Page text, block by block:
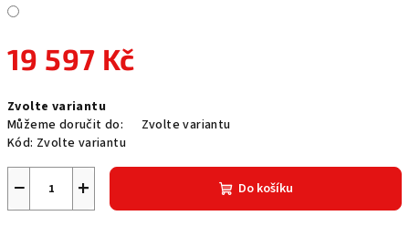
19 597 Kč
cena:
Zvolte variantu
Můžeme doručit do:
Zvolte variantu
Kód: Zvolte variantu
+
− Do košíku